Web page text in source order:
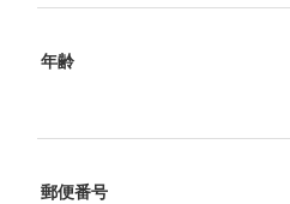
年齢
郵便番号